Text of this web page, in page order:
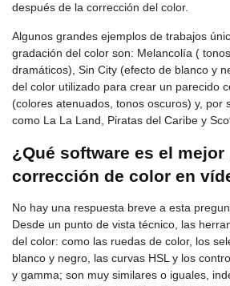
después de la corrección del color.
Algunos grandes ejemplos de trabajos
gradación del color son: Melancolía (
dramáticos), Sin City (efecto de blanco y
del color utilizado para crear un parecido
(colores atenuados, tonos oscuros) y, por
como La La Land, Piratas del Caribe y
¿Qué software es el mejor
corrección de color en
No hay una respuesta breve a esta
Desde un punto de vista técnico, las
del color: como las ruedas de color, los
blanco y negro, las curvas HSL y los
y gamma; son muy similares o iguales,